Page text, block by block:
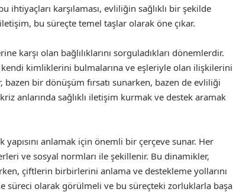
ihtiyaçları karşılaması, evliliğin sağlıklı bir şekilde
bu süreçte temel taşlar olarak öne çıkar.
karşı olan bağlılıklarını sorguladıkları dönemlerdir.
kimliklerini bulmalarına ve eşleriyle olan ilişkilerini
bir dönüşüm fırsatı sunarken, bazen de evliliği
anlarında sağlıklı iletişim kurmak ve destek aramak
anlamak için önemli bir çerçeve sunar. Her
ve sosyal normları ile şekillenir. Bu dinamikler,
çiftlerin birbirlerini anlama ve destekleme yollarını
süreci olarak görülmeli ve bu süreçteki zorluklarla başa